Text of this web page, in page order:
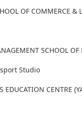
OF COMMERCE &
SCHOOL
Studio
EDUCATION CENTRE